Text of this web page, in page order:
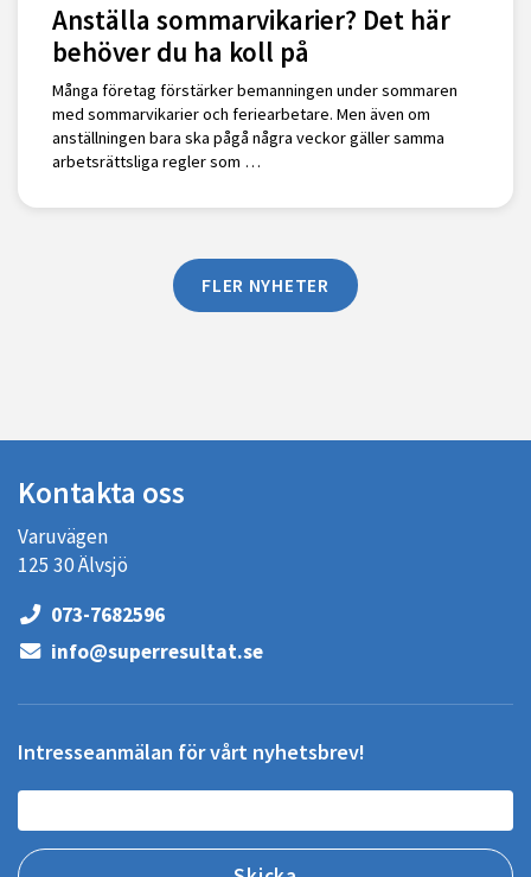
Anställa sommarvikarier? Det här
behöver du ha koll på
Många företag förstärker bemanningen under sommaren
med sommarvikarier och feriearbetare. Men även om
anställningen bara ska pågå några veckor gäller samma
arbetsrättsliga regler som …
FLER NYHETER
Kontakta oss
Varuvägen
125 30 Älvsjö
073-7682596
info@superresultat.se
Intresseanmälan för vårt nyhetsbrev!